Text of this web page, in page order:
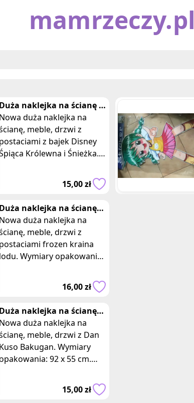
mamrzeczy.pl
naklejka na ścianę z
królewna i Śnieżka
duża naklejka na
meble, drzwi z
z bajek Disney
Królewna i Śnieżka.
cm. Posiadam dwie takie
15,00 zł
naklejka na ścianę
kraina lodu zielona
napisem
duża naklejka na
meble, drzwi z
frozen kraina
Wymiary opakowania
16,00 zł
naklejka na ścianę
Kuso Bakugan
duża naklejka na
meble, drzwi z Dan
Bakugan. Wymiary
92 x 55 cm.
Don Kuso, jednego z
15,00 zł